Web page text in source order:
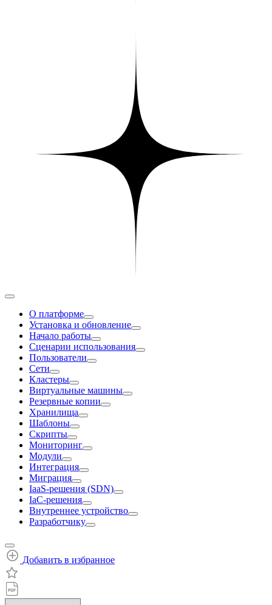
О платформе
Установка и обновление
Начало работы
Сценарии использования
Пользователи
Сети
Кластеры
Виртуальные машины
Резервные копии
Хранилища
Шаблоны
Скрипты
Мониторинг
Модули
Интеграция
Миграция
IaaS-решения (SDN)
IaC-решения
Внутреннее устройство
Разработчику
Добавить в избранное